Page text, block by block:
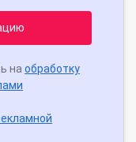
на обработку